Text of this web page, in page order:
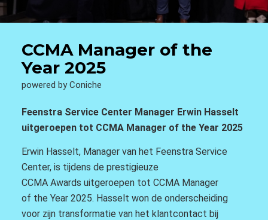
CCMA Manager of the
Year 2025
powered by Coniche
Feenstra Service Center Manager Erwin Hasselt
uitgeroepen tot CCMA Manager of the Year 2025
Erwin Hasselt, Manager van het Feenstra Service
Center, is tijdens de prestigieuze
CCMA Awards uitgeroepen tot CCMA Manager
of the Year 2025. Hasselt won de onderscheiding
voor zijn transformatie van het klantcontact bij